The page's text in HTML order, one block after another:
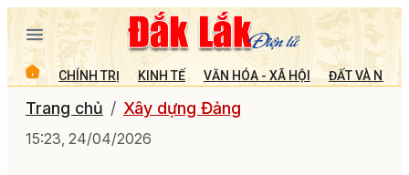
CHÍNH TRỊ KINH TẾ VĂN HÓA - XÃ HỘI ĐẤT VÀ
Trang chủ Xây dựng Đảng
15:23, 24/04/2026